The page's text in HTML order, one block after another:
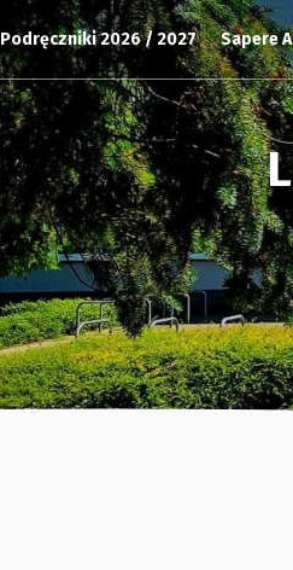
Podręczniki 2026 / 2027 Sapere